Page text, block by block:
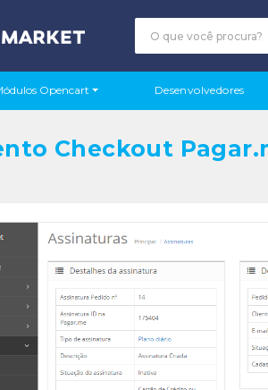
Opencart Desenvolvedores
Checkout